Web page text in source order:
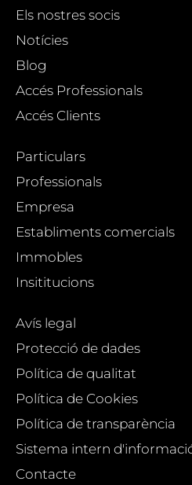
Els nostres socis
Notícies
Blog
Accés Professionals
Accés Clients
Particulars
Professionals
Empresa
Establiments comercials
Immobles
Insititucions
Avís legal
Protecció de dades
Política de qualitat
Política de Cookies
Política de transparència
Sistema intern
Contacte